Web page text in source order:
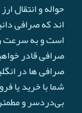
حواله و انتقال
اند که صرافی
است و به سرعت
صرافی قادر
صرافی ها در
شما با خرید یا
بی‌دردسر و